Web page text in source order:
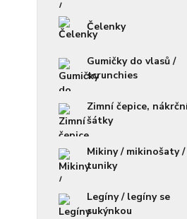
Čelenky
Gumičky do vlasů /
scrunchies
Zimní čepice,
šátky
Mikiny / mikinošaty /
tuniky
Legíny / legíny se
sukýnkou